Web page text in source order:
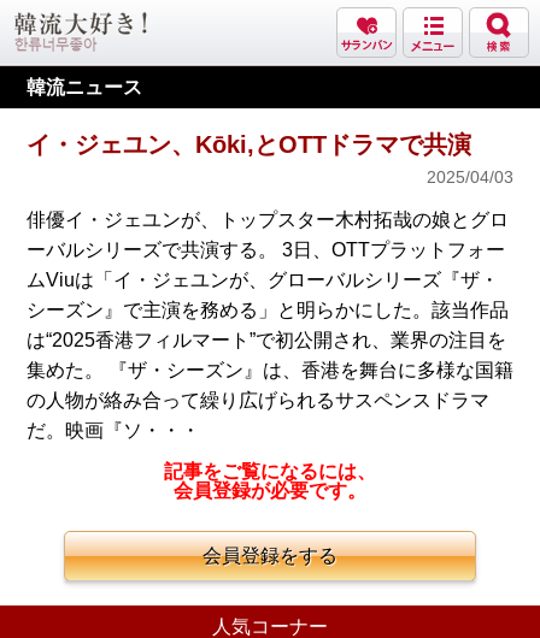
韓流ニュース
イ・ジェユン、Kōki,とOTTドラマで共演
2025/04/03
俳優イ・ジェユンが、トップスター木村拓哉の娘とグロ
ーバルシリーズで共演する。 3日、OTTプラットフォー
ムViuは「イ・ジェユンが、グローバルシリーズ『ザ・
シーズン』で主演を務める」と明らかにした。該当作品
は“2025香港フィルマート”で初公開され、業界の注目を
集めた。 『ザ・シーズン』は、香港を舞台に多様な国籍
の人物が絡み合って繰り広げられるサスペンスドラマ
だ。映画『ソ・・・
記事をご覧になるには、
会員登録が必要です。
会員登録をする
人気コーナー